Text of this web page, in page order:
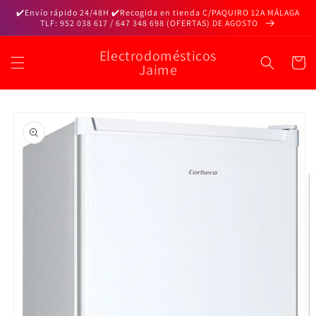
directamente
al contenido
✔️Envío rápido 24/48H ✔️Recogida en tienda C/PAQUIRO 12A MÁLAGA
TLF: 952 038 617 / 647 348 698 (OFERTAS) DE AGOSTO
Electrodomésticos
Jaime Carrito
a la
información
del producto